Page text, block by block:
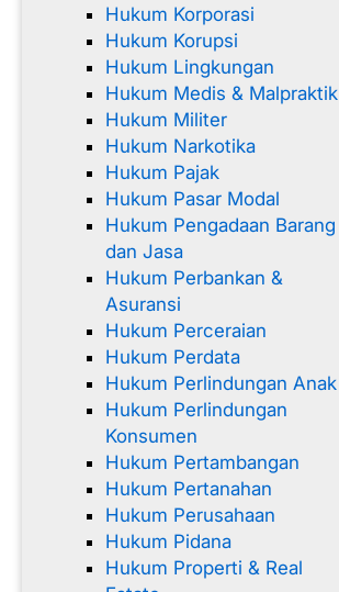
Hukum Korporasi
Hukum Korupsi
Hukum Lingkungan
Hukum Medis & Malpraktik
Hukum Militer
Hukum Narkotika
Hukum Pajak
Hukum Pasar Modal
Hukum Pengadaan Barang
dan Jasa
Hukum Perbankan &
Asuransi
Hukum Perceraian
Hukum Perdata
Hukum Perlindungan Anak
Hukum Perlindungan
Konsumen
Hukum Pertambangan
Hukum Pertanahan
Hukum Perusahaan
Hukum Pidana
Hukum Properti & Real